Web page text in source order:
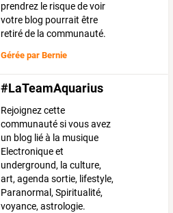
prendrez le risque de voir
votre blog pourrait être
retiré de la communauté.
Gérée parBernie
#LaTeamAquarius
Rejoignez cette
communauté si vous avez
un blog lié à la musique
Electronique et
underground, la culture,
art, agenda sortie, lifestyle,
Paranormal, Spiritualité,
voyance, astrologie.